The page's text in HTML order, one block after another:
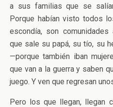
a sus familias que se
Porque habían visto todos
escondía, son
que sale su papá, su tío, su
—porque también iban
que van a la guerra y saben
juego. Y ven que regresan
Pero los que llegan, llegan